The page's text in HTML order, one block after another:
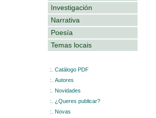
Investigación
Narrativa
Poesía
Temas locais
:.
Catálogo PDF
:.
Autores
:.
Novidades
:.
¿Queres publicar?
:.
Novas